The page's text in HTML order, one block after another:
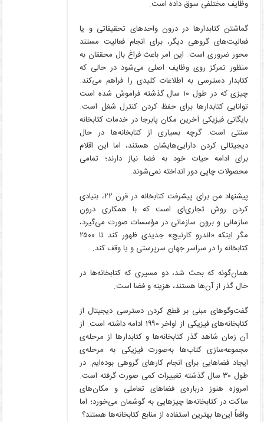
وظایف مختلفی سوق داده است.
گماشتن کتابدارها در درون واحدهای تحقیقاتی و یا
فعالیت‌های گروهی دیگر، برای انجام فعالیت مستند
محور ضروری است. این امر باعث فراغ بال محققان به
منظور تمرکز روی وظایف اصلی می‌شود در حالی که
کتابدار دسترسی به اطلاعات کلیدی را فراهم می‌کند.
چیزی که در طول ۱۰ سال گذشته فراموش شده است
توانایی کتابدارها برای حفظ کردن کنترل شغل است.
بایگانی فیزیکی آخرین مکان پابرجا در خدمات کتابخانه
سنتی است. گرچه بسیاری از کتابخانه‌ها در حال
دیجیتالی کردن دارایی‌هایشان هستند، اما این اقلام
برای ادامه حیات خود به فضا نیاز دارند؛ تمامی
محصولات چاپی دور انداخته نمی‌شوند.
پیشنهاد من برای پیشرفت کتابخانه در قرن ۲۲، بنیادی
کردن روش تجاری‌ای است که با همکاری درون
سازمانی و برون سازمانی در مؤسسات صورت می‌گیرد،
مگر اینکه «اندرو کارنیج» جدیدی ظهور کند تا ۲۵۰۰
کتابخانه را در سراسر جهان سرپرستی و یا وقف کند.
همان‌گونه که بحث شد، دو مسیری که کتابخانه‌ها در
حال گذر از آن‌ها هستند، هزینه و فضا است.
گفت‌وگوهای مبنی بر قطع کردن دسترسی دیجیتال از
کتابخانه‌های فیزیکی از اواخر ۱۹۹۰ ادامه داشته است. از
آن زمان شاهد گذر کتابخانه‌ها و کتابدارها از مرحله‌ی
مجموعه‌سازی کتاب‌ها به‌صورت فیزیکی به مرحله‌ی
ایجاد فضاهایی برای انجام کارهای گروهی بوده‌ایم. در
طول ۳۰ سال گذشته تغییرات کمی صورت گرفته است.
امروزه هنوز درباره‌ی فضاهای تعاملی و مکان‌های
ساکت در کتابخانه‌ها چیزهایی به گوشمان می‌خورد؛ اما
واقعاً این‌ها بهترین استفاده از منابع کتابخانه‌ها هستند؟